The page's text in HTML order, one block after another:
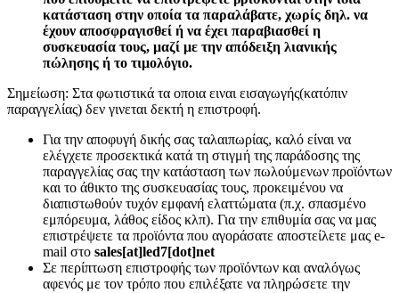
κατάσταση στην οποία τα παραλάβατε, χωρίς δηλ. να
έχουν αποσφραγισθεί ή να έχει παραβιασθεί η
συσκευασία τους, μαζί με την απόδειξη λιανικής
πώλησης ή το τιμολόγιο.
Σημείωση: Στα φωτιστικά τα οποια ειναι εισαγωγής(κατόπιν
παραγγελίας) δεν γινεται δεκτή η επιστροφή.
Για την αποφυγή δικής σας ταλαιπωρίας, καλό είναι να
ελέγχετε προσεκτικά κατά τη στιγμή της παράδοσης της
παραγγελίας σας την κατάσταση των πωλούμενων προϊόντων
και το άθικτο της συσκευασίας τους, προκειμένου να
διαπιστωθούν τυχόν εμφανή ελαττώματα (π.χ. σπασμένο
εμπόρευμα, λάθος είδος κλπ). Για την επιθυμία σας να μας
επιστρέψετε τα προϊόντα που αγοράσατε αποστείλετε μας e-
mail στο sales[at]led7[dot]net
Σε περίπτωση επιστροφής των προϊόντων και αναλόγως
αφενός με τον τρόπο που επιλέξατε να πληρώσετε την